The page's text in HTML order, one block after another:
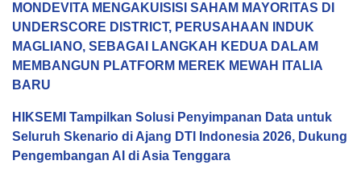
MONDEVITA MENGAKUISISI SAHAM MAYORITAS DI
UNDERSCORE DISTRICT, PERUSAHAAN INDUK
MAGLIANO, SEBAGAI LANGKAH KEDUA DALAM
MEMBANGUN PLATFORM MEREK MEWAH ITALIA
BARU
HIKSEMI Tampilkan Solusi Penyimpanan Data untuk
Seluruh Skenario di Ajang DTI Indonesia 2026, Dukung
Pengembangan AI di Asia Tenggara